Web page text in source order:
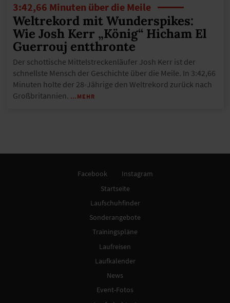
3:42,66 Minuten über die Meile
Weltrekord mit Wunderspikes:
Wie Josh Kerr „König“ Hicham El
Guerrouj entthronte
Der schottische Mittelstreckenläufer Josh Kerr ist der
schnellste Mensch der Geschichte über die Meile. In 3:42,66
Minuten holte der 28-Jährige den Weltrekord zurück nach
Großbritannien. …MEHR
Facebook
Instagram
Startseite
Laufschuhfinder
Sonderangebote
Trainingspläne
Laufreisen
Laufkalender
News
Event-Fotos